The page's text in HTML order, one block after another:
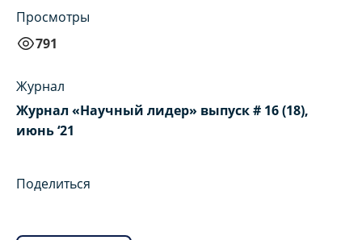
Просмотры
791
Журнал
Журнал «Научный лидер» выпуск # 16 (18),
июнь ‘21
Поделиться